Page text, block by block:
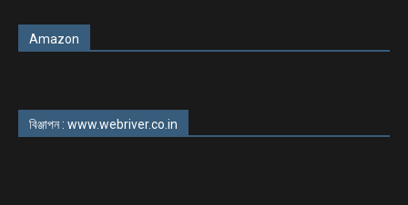
Amazon
বিঞ্জাপন : www.webriver.co.in